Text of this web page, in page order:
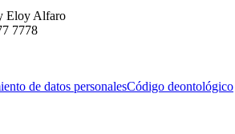
Eloy Alfaro
7778
de datos personalesCódigo deontológico